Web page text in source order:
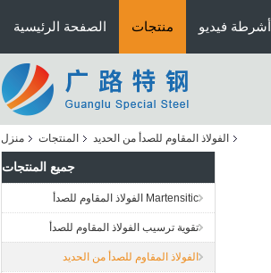
الصفحة الرئيسية منتجات أشرطة فيديو
منزل المنتجات الفولاذ المقاوم للصدأ من الحديد
جميع المنتجات
Martensitic الفولاذ المقاوم للصدأ
تقوية ترسيب الفولاذ المقاوم للصدأ
الفولاذ المقاوم للصدأ من الحديد